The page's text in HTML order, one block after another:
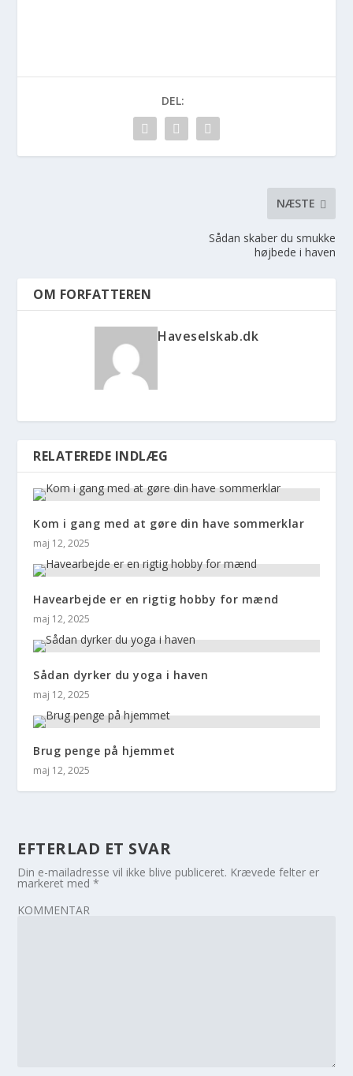
DEL:
NÆSTE
Sådan skaber du smukke
højbede i haven
OM FORFATTEREN
Haveselskab.dk
RELATEREDE INDLÆG
Kom i gang med at gøre din have sommerklar
maj 12, 2025
Havearbejde er en rigtig hobby for mænd
maj 12, 2025
Sådan dyrker du yoga i haven
maj 12, 2025
Brug penge på hjemmet
maj 12, 2025
EFTERLAD ET SVAR
Din e-mailadresse vil ikke blive publiceret. Krævede felter er
markeret med*
KOMMENTAR